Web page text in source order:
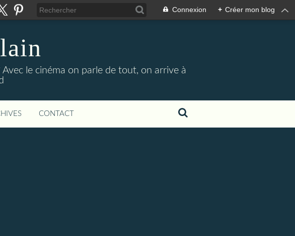
Connexion + Créer mon blog
le cinéma on parle de tout, on arrive à
CONTACT